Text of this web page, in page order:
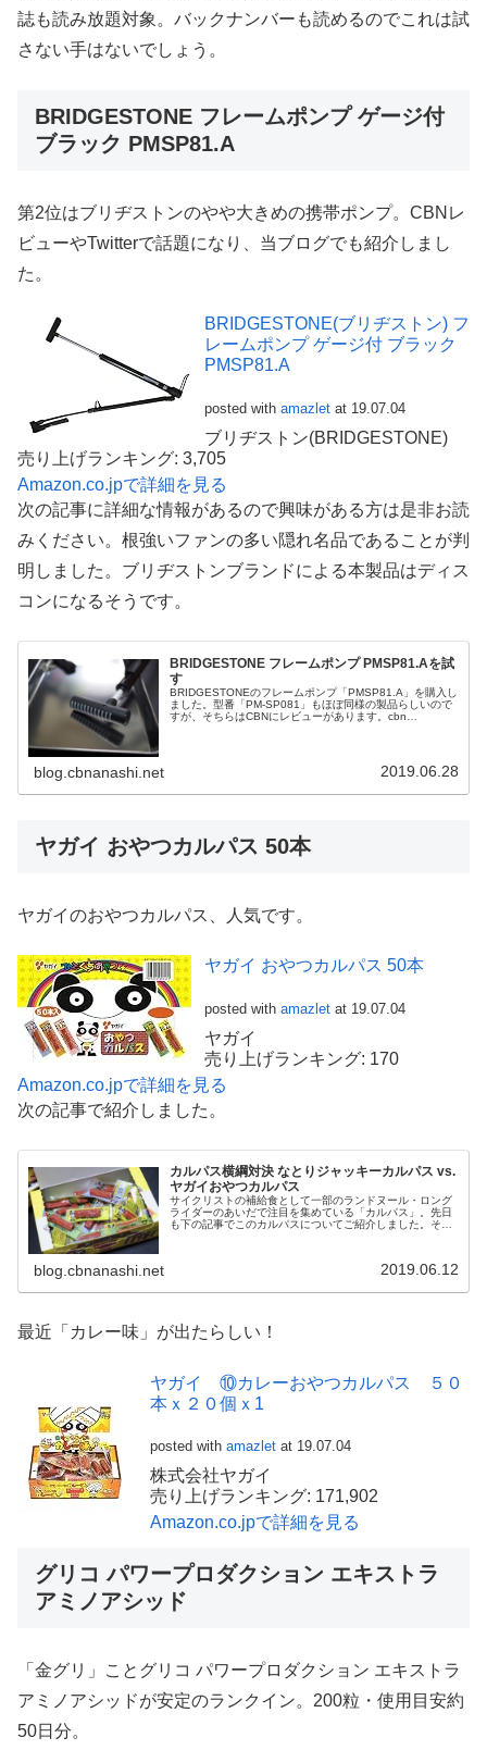
誌も読み放題対象。バックナンバーも読めるのでこれは試
さない手はないでしょう。
BRIDGESTONE フレームポンプ ゲージ付
ブラック PMSP81.A
第2位はブリヂストンのやや大きめの携帯ポンプ。CBNレ
ビューやTwitterで話題になり、当ブログでも紹介しまし
た。
BRIDGESTONE(ブリヂストン) フ
レームポンプ ゲージ付 ブラック
PMSP81.A
posted with amazlet at 19.07.04
ブリヂストン(BRIDGESTONE)
売り上げランキング: 3,705
Amazon.co.jpで詳細を見る
次の記事に詳細な情報があるので興味がある方は是非お読
みください。根強いファンの多い隠れ名品であることが判
明しました。ブリヂストンブランドによる本製品はディス
コンになるそうです。
BRIDGESTONE フレームポンプ PMSP81.Aを試
す
BRIDGESTONEのフレームポンプ「PMSP81.A」を購入し
ました。型番「PM-SP081」もほぼ同様の製品らしいので
すが、そちらはCBNにレビューがあります。cbn
blog.cbnanashi.net 2019.06.28
ヤガイ おやつカルパス 50本
ヤガイのおやつカルパス、人気です。
ヤガイ おやつカルパス 50本
posted with amazlet at 19.07.04
ヤガイ
売り上げランキング: 170
Amazon.co.jpで詳細を見る
次の記事で紹介しました。
カルパス横綱対決 なとりジャッキーカルパス vs.
ヤガイおやつカルパス
サイクリストの補給食として一部のランドヌール・ロング
ライダーのあいだで注目を集めている「カルパス」。先日
も下の記事でこのカルパスについてご紹介しました。その
blog.cbnanashi.net 2019.06.12
最近「カレー味」が出たらしい！
ヤガイ ⑩カレーおやつカルパス ５０
本ｘ２０個ｘ1
posted with amazlet at 19.07.04
株式会社ヤガイ
売り上げランキング: 171,902
Amazon.co.jpで詳細を見る
グリコ パワープロダクション エキストラ
アミノアシッド
「金グリ」ことグリコ パワープロダクション エキストラ
アミノアシッドが安定のランクイン。200粒・使用目安約
50日分。